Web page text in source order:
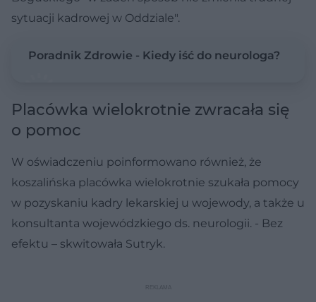
sytuacji kadrowej w Oddziale".
Poradnik Zdrowie - Kiedy iść do neurologa?
Placówka wielokrotnie zwracała się
o pomoc
W oświadczeniu poinformowano również, że
koszalińska placówka wielokrotnie szukała pomocy
w pozyskaniu kadry lekarskiej u wojewody, a także u
konsultanta wojewódzkiego ds. neurologii. - Bez
efektu – skwitowała Sutryk.